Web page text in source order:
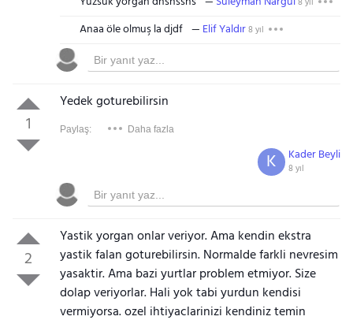
Anaa öle olmuş la djdf Elif Yaldır8 yıl
1
Yedek goturebilirsin
Paylaş: Daha fazla
Kader Beyli
8 yıl
K
2
Yastik yorgan onlar veriyor. Ama kendin ekstra
yastik falan goturebilirsin. Normalde farkli nevresim
yasaktir. Ama bazi yurtlar problem etmiyor. Size
dolap veriyorlar. Hali yok tabi yurdun kendisi
vermiyorsa. ozel ihtiyaclarinizi kendiniz temin